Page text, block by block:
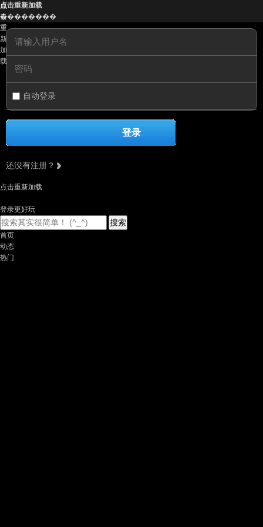
点
击
重
新
加
载
点击重新加载
��������
自动登录
登录
还没有注册？
点击重新加载
登录更好玩
搜索
首页
动态
热门